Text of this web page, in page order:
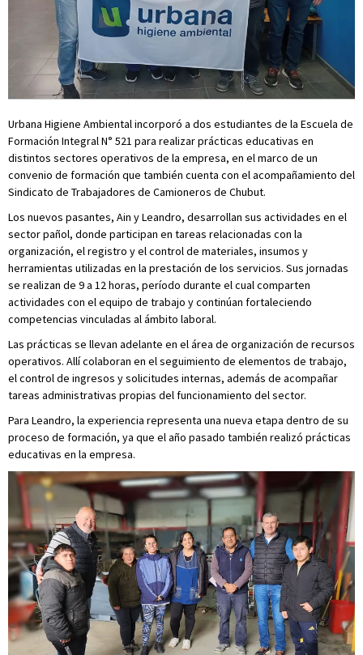
Urbana Higiene Ambiental incorporó a dos estudiantes de la Escuela de
Formación Integral N° 521 para realizar prácticas educativas en
distintos sectores operativos de la empresa, en el marco de un
convenio de formación que también cuenta con el acompañamiento del
Sindicato de Trabajadores de Camioneros de Chubut.
Los nuevos pasantes, Ain y Leandro, desarrollan sus actividades en el
sector pañol, donde participan en tareas relacionadas con la
organización, el registro y el control de materiales, insumos y
herramientas utilizadas en la prestación de los servicios. Sus jornadas
se realizan de 9 a 12 horas, período durante el cual comparten
actividades con el equipo de trabajo y continúan fortaleciendo
competencias vinculadas al ámbito laboral.
Las prácticas se llevan adelante en el área de organización de recursos
operativos. Allí colaboran en el seguimiento de elementos de trabajo,
el control de ingresos y solicitudes internas, además de acompañar
tareas administrativas propias del funcionamiento del sector.
Para Leandro, la experiencia representa una nueva etapa dentro de su
proceso de formación, ya que el año pasado también realizó prácticas
educativas en la empresa.